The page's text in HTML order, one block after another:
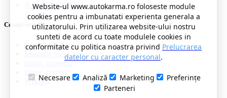
A.N.P.C. 0219551
Contul meu
Contul meu
Masinile mele
Istoric comenzi
Istoric cereri
Wishlist
Website-ul www.autokarma.ro foloseste module
cookies pentru a imbunatati experienta generala a
utilizatorului. Prin utilizarea website-ului nostru
sunteti de acord cu toate modulele cookies in
conformitate cu politica noastra privind Prelucrarea
datelor cu caracter personal.
Necesare Analiză Marketing
Preferințe
Parteneri